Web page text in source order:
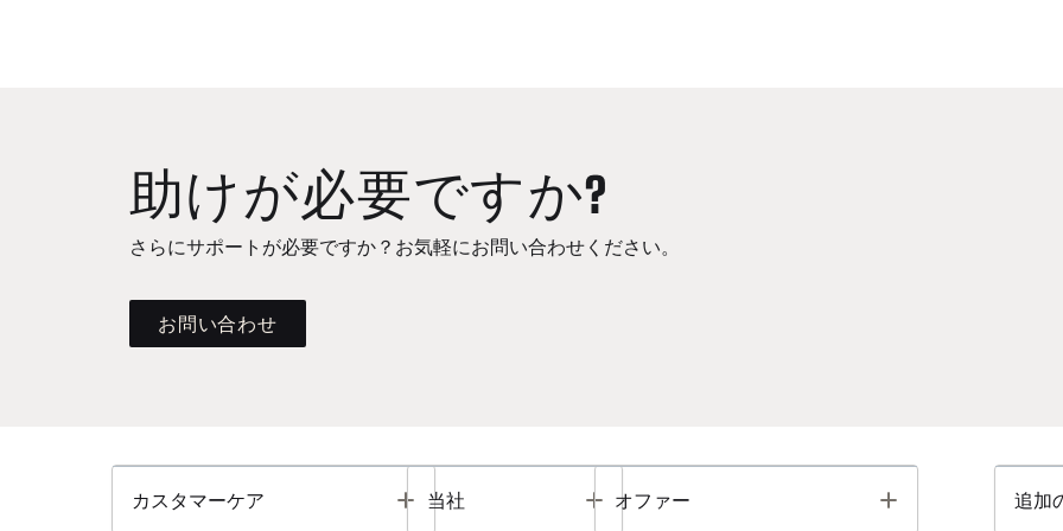
助けが必要ですか?
さらにサポートが必要ですか？お気軽にお問い合わせください。
お問い合わせ
カスタマーケア Toggle
当社 Toggle
オファー Toggle 追加